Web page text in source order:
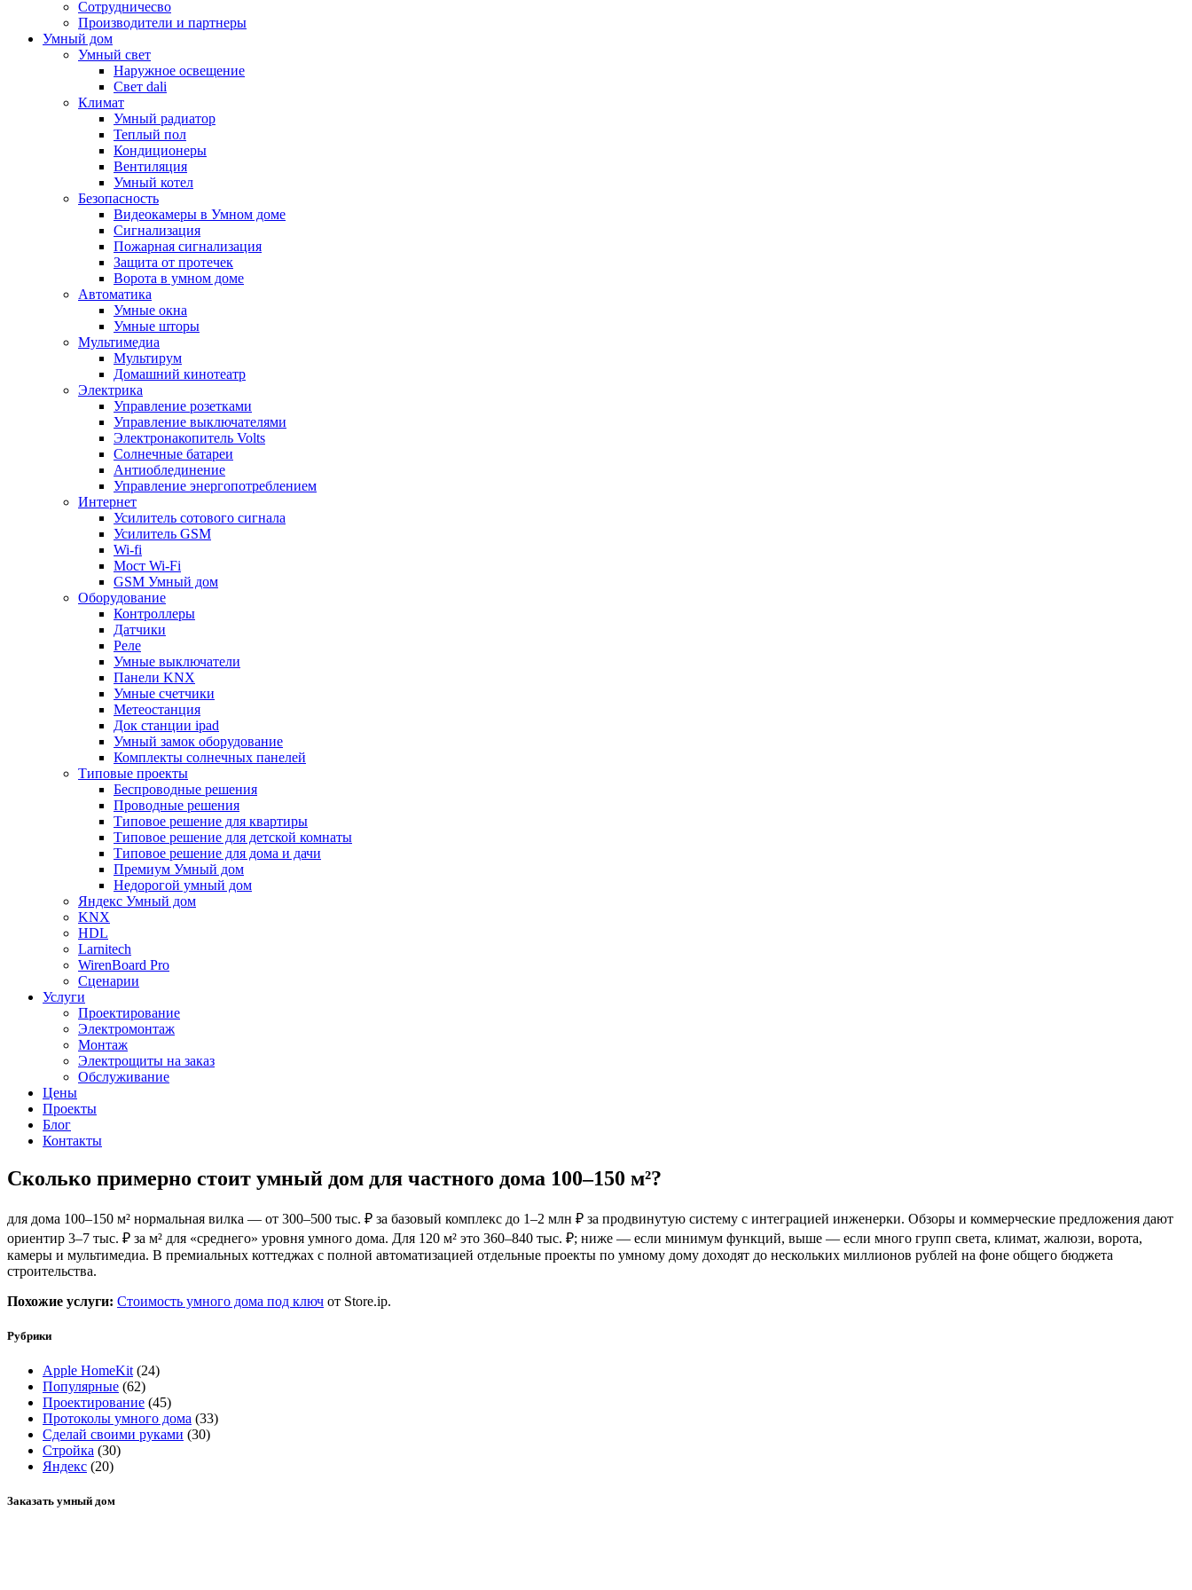
Сотрудничесво
Производители и партнеры
Умный дом
Умный свет
Наружное освещение
Свет dali
Климат
Умный радиатор
Теплый пол
Кондиционеры
Вентиляция
Умный котел
Безопасность
Видеокамеры в Умном доме
Сигнализация
Пожарная сигнализация
Защита от протечек
Ворота в умном доме
Автоматика
Умные окна
Умные шторы
Мультимедиа
Мультирум
Домашний кинотеатр
Электрика
Управление розетками
Управление выключателями
Электронакопитель Volts
Солнечные батареи
Антиоблединение
Управление энергопотреблением
Интернет
Усилитель сотового сигнала
Усилитель GSM
Wi-fi
Мост Wi-Fi
GSM Умный дом
Оборудование
Контроллеры
Датчики
Реле
Умные выключатели
Панели KNX
Умные счетчики
Метеостанция
Док станции ipad
Умный замок оборудование
Комплекты солнечных панелей
Типовые проекты
Беспроводные решения
Проводные решения
Типовое решение для квартиры
Типовое решение для детской комнаты
Типовое решение для дома и дачи
Премиум Умный дом
Недорогой умный дом
Яндекс Умный дом
KNX
HDL
Larnitech
WirenBoard Pro
Сценарии
Услуги
Проектирование
Электромонтаж
Монтаж
Электрощиты на заказ
Обслуживание
Цены
Проекты
Блог
Контакты
Сколько примерно стоит умный дом для частного дома 100–150 м²?
для дома 100–150 м² нормальная вилка — от 300–500 тыс. ₽ за базовый комплекс до 1–2 млн ₽ за продвинутую систему с интеграцией инженерки. Обзоры и коммерческие предложения дают
ориентир 3–7 тыс. ₽ за м² для «среднего» уровня умного дома. Для 120 м² это 360–840 тыс. ₽; ниже — если минимум функций, выше — если много групп света, климат, жалюзи, ворота,
камеры и мультимедиа. В премиальных коттеджах с полной автоматизацией отдельные проекты по умному дому доходят до нескольких миллионов рублей на фоне общего бюджета
строительства.
Похожие услуги: Стоимость умного дома под ключ от Store.ip.
Рубрики
Apple HomeKit (24)
Популярные (62)
Проектирование (45)
Протоколы умного дома (33)
Сделай своими руками (30)
Стройка (30)
Яндекс (20)
Заказать умный дом